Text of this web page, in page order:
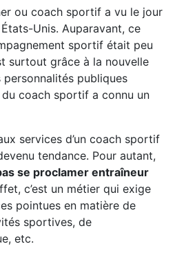
ou coach sportif a vu le jour
Unis. Auparavant, ce
sportif était peu
surtout grâce à la nouvelle
publiques
coach sportif a connu un
services d’un coach sportif
tendance. Pour autant,
se proclamer entraîneur
c’est un métier qui exige
pointues en matière de
sportives, de
etc.